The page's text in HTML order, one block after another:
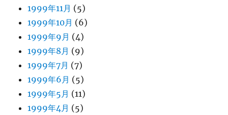
1999年11月 (5)
1999年10月 (6)
1999年9月 (4)
1999年8月 (9)
1999年7月 (7)
1999年6月 (5)
1999年5月 (11)
1999年4月 (5)